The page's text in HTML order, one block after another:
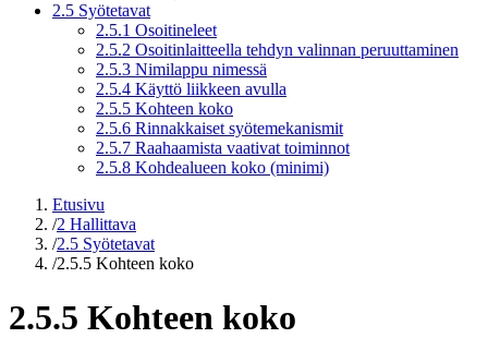
2.5 Syötetavat
2.5.1 Osoitineleet
2.5.2 Osoitinlaitteella tehdyn valinnan peruuttaminen
2.5.3 Nimilappu nimessä
2.5.4 Käyttö liikkeen avulla
2.5.5 Kohteen koko
2.5.6 Rinnakkaiset syötemekanismit
2.5.7 Raahaamista vaativat toiminnot
2.5.8 Kohdealueen koko (minimi)
Etusivu
/2 Hallittava
/2.5 Syötetavat
/2.5.5 Kohteen koko
2.5.5 Kohteen koko